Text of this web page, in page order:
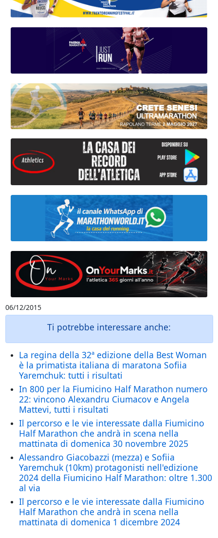
06/12/2015
Ti potrebbe interessare anche:
La regina della 32ª edizione della Best Woman
è la primatista italiana di maratona Sofiia
Yaremchuk: tutti i risultati
In 800 per la Fiumicino Half Marathon numero
22: vincono Alexandru Ciumacov e Angela
Mattevi, tutti i risultati
Il percorso e le vie interessate dalla Fiumicino
Half Marathon che andrà in scena nella
mattinata di domenica 30 novembre 2025
Alessandro Giacobazzi (mezza) e Sofiia
Yaremchuk (10km) protagonisti nell'edizione
2024 della Fiumicino Half Marathon: oltre 1.300
al via
Il percorso e le vie interessate dalla Fiumicino
Half Marathon che andrà in scena nella
mattinata di domenica 1 dicembre 2024